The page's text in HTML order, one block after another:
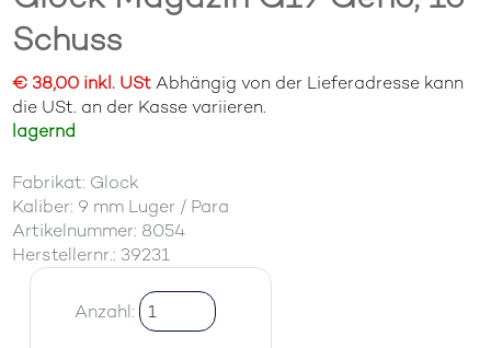
Schuss
€ 38,00 inkl. UStAbhängig von der Lieferadresse kann
die USt. an der Kasse variieren.
lagernd
Fabrikat: Glock
Kaliber: 9 mm Luger / Para
Artikelnummer: 8054
Herstellernr.: 39231
Anzahl: